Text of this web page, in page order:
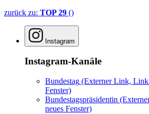
zurück zu: TOP 29 ()
Instagram
Instagram-Kanäle
Bundestag (Externer Link, Link
Fenster)
Bundestagspräsidentin
neues Fenster)